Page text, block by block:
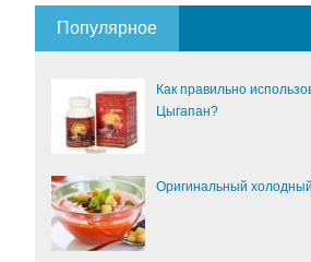
Популярное
Как правильно
Цыгапан?
Оригинальный